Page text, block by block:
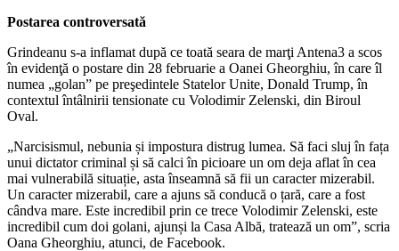
Postarea controversată
Grindeanu s-a inflamat după ce toată seara de marţi Antena3 a scos
în evidenţă o postare din 28 februarie a Oanei Gheorghiu, în care îl
numea „golan” pe preşedintele Statelor Unite, Donald Trump, în
contextul întâlnirii tensionate cu Volodimir Zelenski, din Biroul
Oval.
„Narcisismul, nebunia și impostura distrug lumea. Să faci sluj în fața
unui dictator criminal și să calci în picioare un om deja aflat în cea
mai vulnerabilă situație, asta înseamnă să fii un caracter mizerabil.
Un caracter mizerabil, care a ajuns să conducă o țară, care a fost
cândva mare. Este incredibil prin ce trece Volodimir Zelenski, este
incredibil cum doi golani, ajunși la Casa Albă, tratează un om”, scria
Oana Gheorghiu, atunci, de Facebook.